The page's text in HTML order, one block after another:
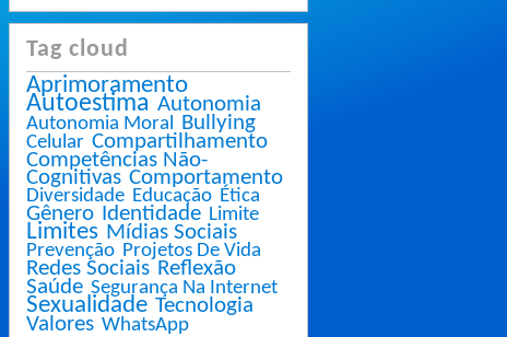
Tag cloud
Aprimoramento
Autoestima Autonomia
Autonomia Moral Bullying
Celular Compartilhamento
Competências Não-
Cognitivas Comportamento
Diversidade Educação Ética
Gênero Identidade Limite
Limites Mídias Sociais
Prevenção Projetos De Vida
Redes Sociais Reflexão
Saúde Segurança Na Internet
Sexualidade Tecnologia
Valores WhatsApp